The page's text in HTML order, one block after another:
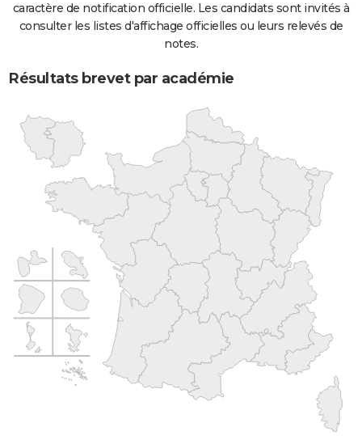
caractère de notification officielle. Les candidats sont invités à
consulter les listes d'affichage officielles ou leurs relevés de
notes.
Résultats brevet par académie